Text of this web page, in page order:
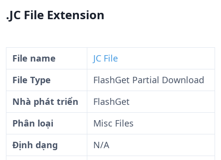
.JC File Extension
File name
JC File
File Type
FlashGet Partial Download
Nhà phát triển
FlashGet
Phân loại
Misc Files
Định dạng
N/A